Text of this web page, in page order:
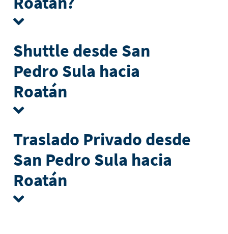
Shuttle desde San
Pedro Sula hacia
Roatán
Traslado Privado desde
San Pedro Sula hacia
Roatán